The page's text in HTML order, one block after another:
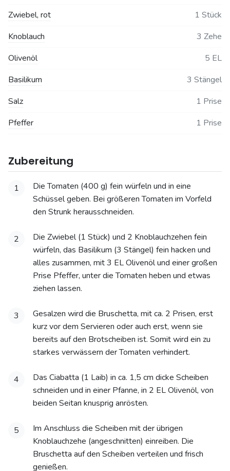
Zwiebel, rot
1 Stück
Knoblauch
3 Zehe
Olivenöl
5 EL
Basilikum
3 Stängel
Salz
1 Prise
Pfeffer
1 Prise
Zubereitung
1
Die Tomaten (400 g) fein würfeln und in eine
Schüssel geben. Bei größeren Tomaten im Vorfeld
den Strunk herausschneiden.
2
Die Zwiebel (1 Stück) und 2 Knoblauchzehen fein
würfeln, das Basilikum (3 Stängel) fein hacken und
alles zusammen, mit 3 EL Olivenöl und einer großen
Prise Pfeffer, unter die Tomaten heben und etwas
ziehen lassen.
3
Gesalzen wird die Bruschetta, mit ca. 2 Prisen, erst
kurz vor dem Servieren oder auch erst, wenn sie
bereits auf den Brotscheiben ist. Somit wird ein zu
starkes verwässern der Tomaten verhindert.
4
Das Ciabatta (1 Laib) in ca. 1,5 cm dicke Scheiben
schneiden und in einer Pfanne, in 2 EL Olivenöl, von
beiden Seitan knusprig anrösten.
5
Im Anschluss die Scheiben mit der übrigen
Knoblauchzehe (angeschnitten) einreiben. Die
Bruschetta auf den Scheiben verteilen und frisch
genießen.